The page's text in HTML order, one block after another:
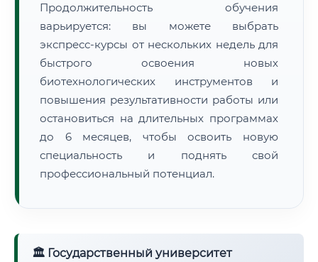
Продолжительность обучения
варьируется: вы можете выбрать
экспресс-курсы от нескольких недель для
быстрого освоения новых
биотехнологических инструментов и
повышения результативности работы или
остановиться на длительных программах
до 6 месяцев, чтобы освоить новую
специальность и поднять свой
профессиональный потенциал.
🏛 Государственный университет